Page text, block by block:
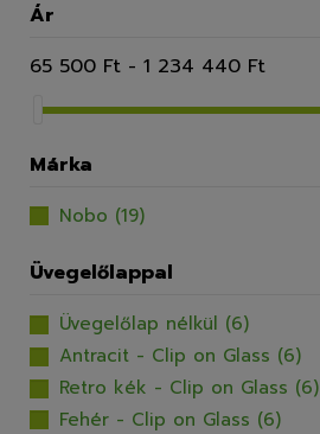
Ár
65 500 Ft - 1 234 440 Ft
Márka
Nobo (19)
Üvegelőlappal
Üvegelőlap nélkül (6)
Antracit - Clip on Glass (6)
Retro kék - Clip on Glass (6)
Fehér - Clip on Glass (6)